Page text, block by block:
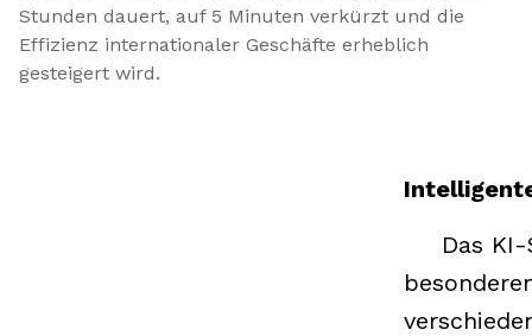
Stunden dauert, auf 5 Minuten verkürzt und die
Effizienz internationaler Geschäfte erheblich
gesteigert wird.
Das